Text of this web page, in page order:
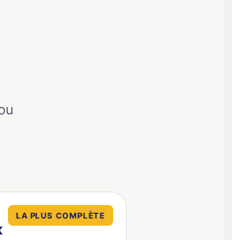
LA PLUS COMPLÈTE